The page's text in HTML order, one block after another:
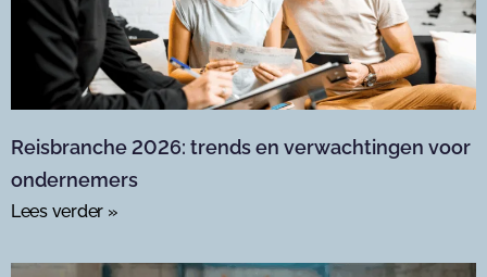
Reisbranche 2026: trends en verwachtingen voor
ondernemers
Lees verder »